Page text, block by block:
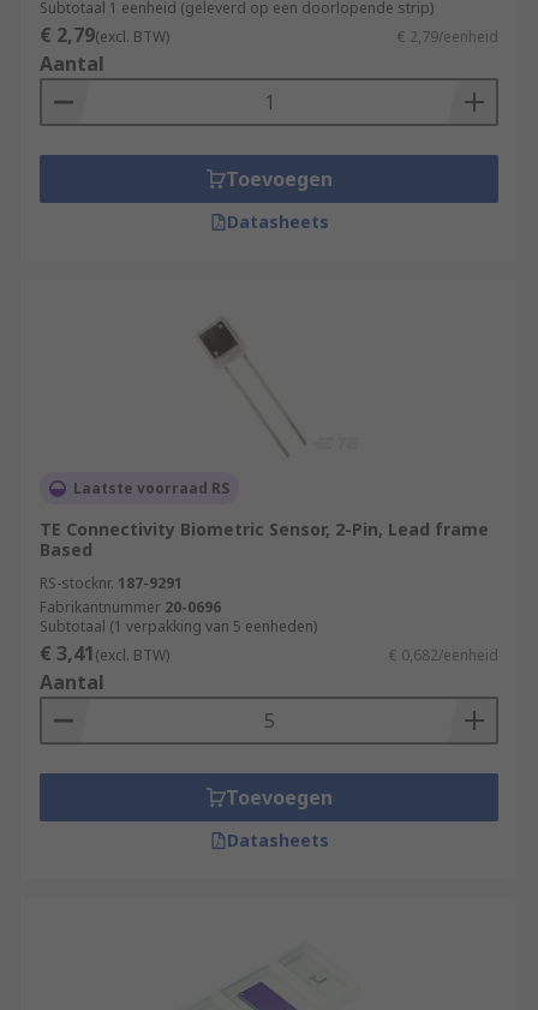
Subtotaal 1 eenheid (geleverd op een doorlopende strip)
€ 2,79(excl. BTW) € 2,79/eenheid
Aantal
Toevoegen
Datasheets
Laatste voorraad RS
TE Connectivity Biometric Sensor, 2-Pin, Lead frame
Based
RS-stocknr. 187-9291
Fabrikantnummer 20-0696
Subtotaal (1 verpakking van 5 eenheden)
€ 3,41(excl. BTW) € 0,682/eenheid
Aantal
Toevoegen
Datasheets